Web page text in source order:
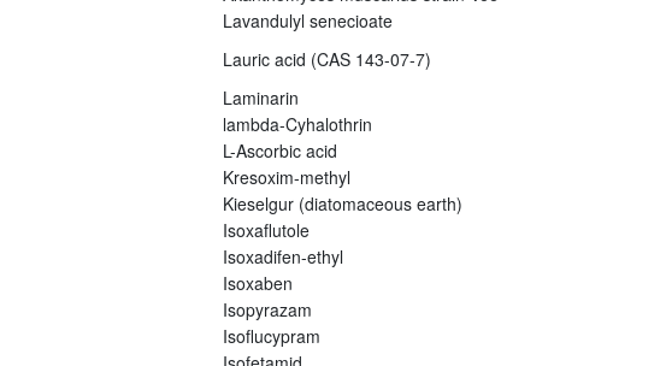
Lavandulyl senecioate
Lauric acid (CAS 143-07-7)
Laminarin
lambda-Cyhalothrin
L-Ascorbic acid
Kresoxim-methyl
Kieselgur (diatomaceous earth)
Isoxaflutole
Isoxadifen-ethyl
Isoxaben
Isopyrazam
Isoflucypram